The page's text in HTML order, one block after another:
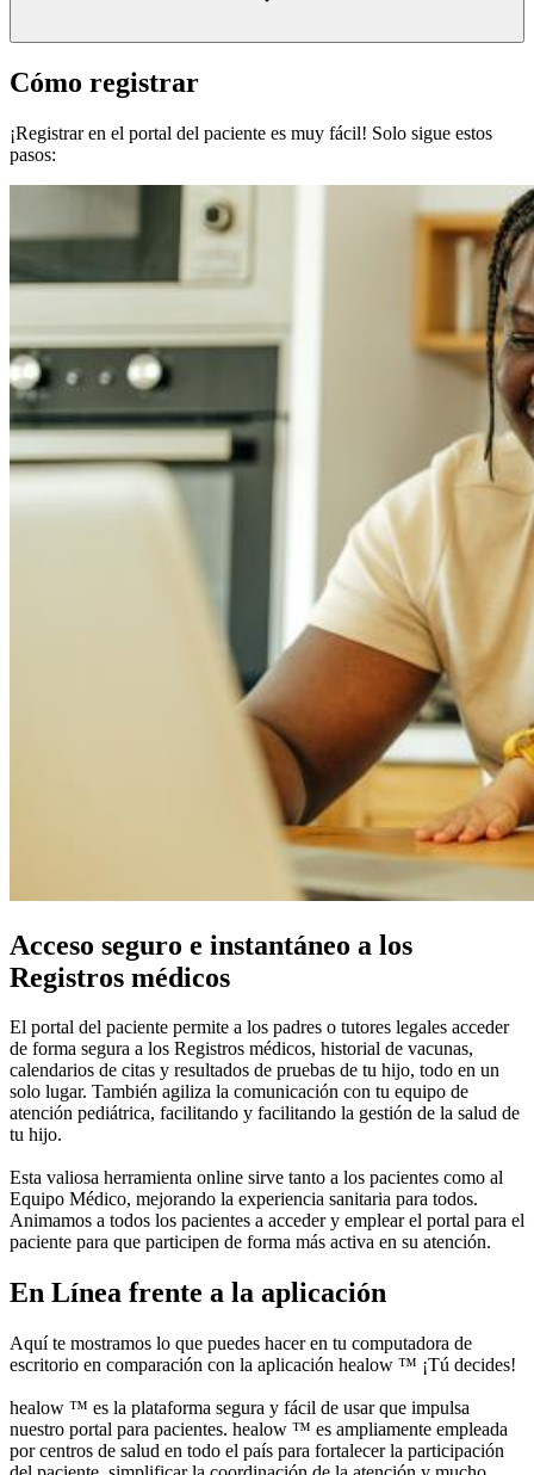
Cómo registrar
¡Registrar en el portal del paciente es muy fácil! Solo sigue estos
pasos:
Acceso seguro e instantáneo a los
Registros médicos
El portal del paciente permite a los padres o tutores legales acceder
de forma segura a los Registros médicos, historial de vacunas,
calendarios de citas y resultados de pruebas de tu hijo, todo en un
solo lugar. También agiliza la comunicación con tu equipo de
atención pediátrica, facilitando y facilitando la gestión de la salud de
tu hijo.
Esta valiosa herramienta online sirve tanto a los pacientes como al
Equipo Médico, mejorando la experiencia sanitaria para todos.
Animamos a todos los pacientes a acceder y emplear el portal para el
paciente para que participen de forma más activa en su atención.
En Línea frente a la aplicación
Aquí te mostramos lo que puedes hacer en tu computadora de
escritorio en comparación con la aplicación healow ™ ¡Tú decides!
healow ™ es la plataforma segura y fácil de usar que impulsa
nuestro portal para pacientes. healow ™ es ampliamente empleada
por centros de salud en todo el país para fortalecer la participación